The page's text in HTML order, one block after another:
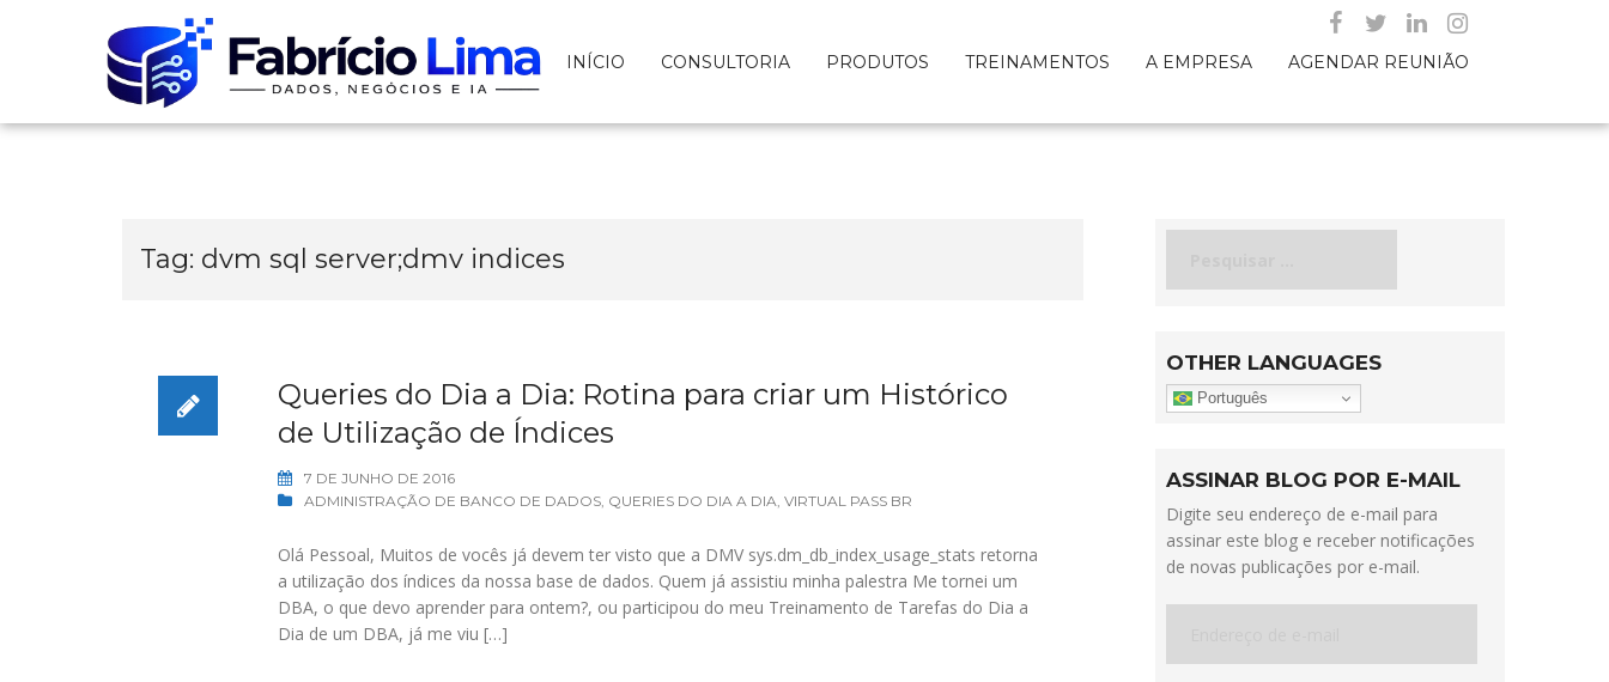
INÍCIO CONSULTORIA PRODUTOS TREINAMENTOS A EMPRESA AGENDAR REUNIÃO
Tag: dvm sql server;dmv indices
Queries do Dia a Dia: Rotina para criar um Histórico
de Utilização de Índices
7 DE JUNHO DE 2016
ADMINISTRAÇÃO DE BANCO DE DADOS, QUERIES DO DIA A DIA, VIRTUAL PASS BR
Olá Pessoal, Muitos de vocês já devem ter visto que a DMV sys.dm_db_index_usage_stats retorna
a utilização dos índices da nossa base de dados. Quem já assistiu minha palestra Me tornei um
DBA, o que devo aprender para ontem?, ou participou do meu Treinamento de Tarefas do Dia a
Dia de um DBA, já me viu […]
OTHER LANGUAGES
Português
ASSINAR BLOG POR E-MAIL
Digite seu endereço de e-mail para
assinar este blog e receber notificações
de novas publicações por e-mail.
e-